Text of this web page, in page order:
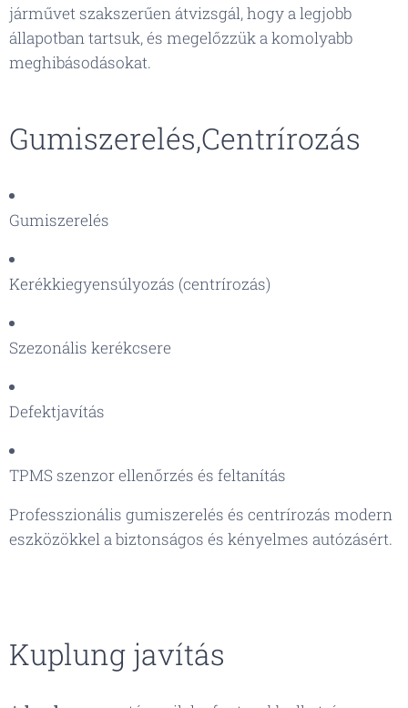
járművet szakszerűen átvizsgál, hogy a legjobb
állapotban tartsuk, és megelőzzük a komolyabb
meghibásodásokat.
Gumiszerelés,Centrírozás
Gumiszerelés
Kerékkiegyensúlyozás (centrírozás)
Szezonális kerékcsere
Defektjavítás
TPMS szenzor ellenőrzés és feltanítás
Professzionális gumiszerelés és centrírozás modern
eszközökkel a biztonságos és kényelmes autózásért.
Kuplung javítás